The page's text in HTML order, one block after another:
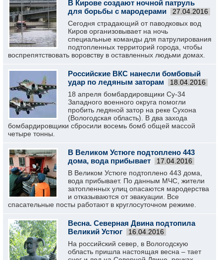
В Кирове создают ночной патруль
для борьбы с мародерами
27.04.2016
Сегодня страдающий от паводковых вод
Киров организовывает на ночь
специальные команды для патрулирования
подтопленных территорий города, чтобы
воспрепятствовать воровству в оставленных людьми домах.
Российские ВКС нанесли бомбовый
удар по ледяным заторам
18.04.2016
18 апреля бомбардировщики Су-34
Западного военного округа помогли
пробить ледяной затор на реке Сухона
(Вологодская область). В два захода
бомбардировщики сбросили восемь бомб общей массой
четыре тонны.
В Великом Устюге подтоплено 443
дома, вода прибывает
17.04.2016
В Великом Устюге подтоплено 443 дома,
вода прибывает. По данным МЧС, жители
затопленных улиц опасаются мародерства
и отказываются от эвакуации. Все
спасательные посты работают в круглосуточном режиме.
Весна. Северная Двина подтопила
Великий Устюг
16.04.2016
На российский север, в Вологодскую
область пришла настоящая весна – тает